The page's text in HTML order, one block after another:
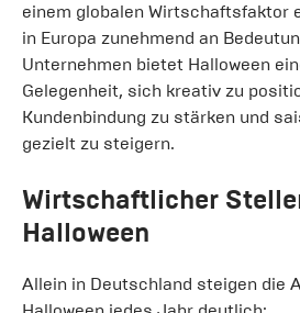
einem globalen Wirtschaftsfaktor
in Europa zunehmend an
Unternehmen bietet Halloween
Gelegenheit, sich kreativ zu
Kundenbindung zu stärken und
gezielt zu steigern.
Wirtschaftlicher
Halloween
Allein in Deutschland steigen die